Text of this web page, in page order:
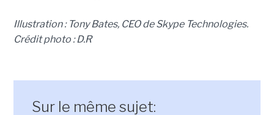
Illustration : Tony Bates, CEO de Skype Technologies.
Crédit photo : D.R
Sur le même sujet: